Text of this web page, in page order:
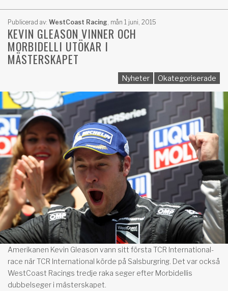
Publicerad av: WestCoast Racing, mån 1 juni, 2015
KEVIN GLEASON VINNER OCH
MORBIDELLI UTÖKAR I
MÄSTERSKAPET
Nyheter Okategoriserade
Amerikanen Kevin Gleason vann sitt första TCR International-
race när TCR International körde på Salsburgring. Det var också
WestCoast Racings tredje raka seger efter Morbidellis
dubbelseger i mästerskapet.